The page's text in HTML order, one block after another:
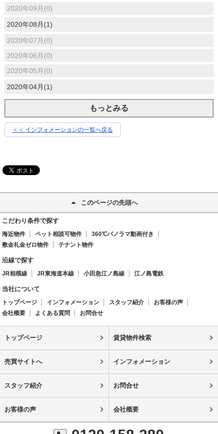
2020年09月(0)
2020年08月(1)
2020年07月(0)
2020年06月(0)
2020年05月(0)
2020年04月(1)
もっとみる
＜＜ インフォメーションの一覧へ戻る
このページの先頭へ
こだわり条件で探す
海近物件 ペット相談可物件
360℃パノラマ動画付き
敷金礼金ゼロ物件
テナント物件
沿線で探す
JR相模線 JR東海道本線 小田急江ノ島線 江ノ島電鉄
当社について
トップページ インフォメーション スタッフ紹介
お客様の声
会社概要
よくある質問 お問合せ
トップページ 賃貸物件検索
売買サイトへ インフォメーション
スタッフ紹介 お問合せ
お客様の声 会社概要